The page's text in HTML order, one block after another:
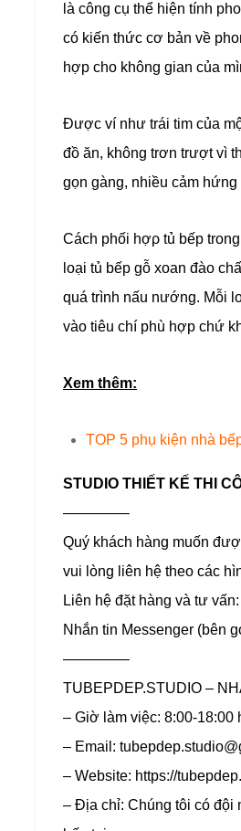
là công cụ thể hiện tính
có kiến thức cơ bản về
hợp cho không gian của
Được ví như trái tim của
đồ ăn, không trơn trượt vì
gọn gàng, nhiều cảm
Cách phối hợρ tủ bếp
loại tủ bếp gỗ xoan đào
quá trình nấu nướng. Mỗi
vào tiêu chí phù hợp chứ
Xem thêm:
TOP 5 phụ kiện nhà
STUDIO THIẾT KẾ THI
————–
Quý khách hàng muốn
vui lòng liên hệ theo các
Liên hệ đặt hàng và tư
Nhắn tin Messenger (bên
————–
TUBEPDEP.STUDIO –
– Giờ làm việc: 8:00-18:00
– Email:
– Website: https://
– Địa chỉ: Chúng tôi có đội